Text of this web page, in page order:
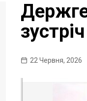
22 Червня, 2026